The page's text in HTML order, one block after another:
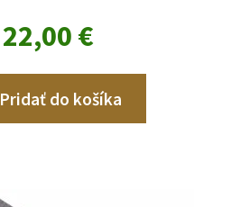
22,00 €
Pridať do košíka